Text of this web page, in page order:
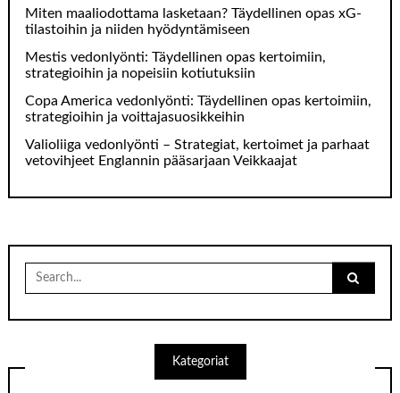
Miten maaliodottama lasketaan? Täydellinen opas xG-
tilastoihin ja niiden hyödyntämiseen
Mestis vedonlyönti: Täydellinen opas kertoimiin,
strategioihin ja nopeisiin kotiutuksiin
Copa America vedonlyönti: Täydellinen opas kertoimiin,
strategioihin ja voittajasuosikkeihin
Valioliiga vedonlyönti – Strategiat, kertoimet ja parhaat
vetovihjeet Englannin pääsarjaan Veikkaajat
for:
Kategoriat